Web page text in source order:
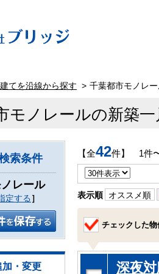
てを沿線から探す 千葉都市モノレ
モノレールの新築一
【全42件】 1件
表示順 オススメ順
チェックした物
深夜
索条件
レール
定する ］
加・変更